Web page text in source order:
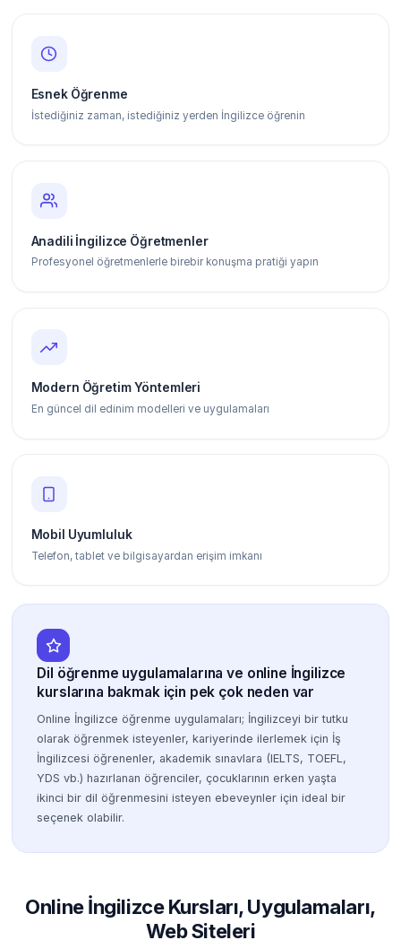
Esnek Öğrenme
İstediğiniz zaman, istediğiniz yerden İngilizce öğrenin
Anadili İngilizce Öğretmenler
Profesyonel öğretmenlerle birebir konuşma pratiği yapın
Modern Öğretim Yöntemleri
En güncel dil edinim modelleri ve uygulamaları
Mobil Uyumluluk
Telefon, tablet ve bilgisayardan erişim imkanı
Dil öğrenme uygulamalarına ve online İngilizce
kurslarına bakmak için pek çok neden var
Online İngilizce öğrenme uygulamaları; İngilizceyi bir tutku
olarak öğrenmek isteyenler, kariyerinde ilerlemek için İş
İngilizcesi öğrenenler, akademik sınavlara (IELTS, TOEFL,
YDS vb.) hazırlanan öğrenciler, çocuklarının erken yaşta
ikinci bir dil öğrenmesini isteyen ebeveynler için ideal bir
seçenek olabilir.
Online İngilizce Kursları, Uygulamaları,
Web Siteleri